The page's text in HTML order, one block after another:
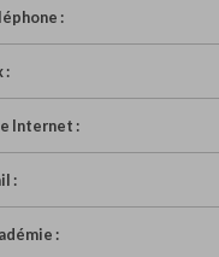
:
:
Internet :
:
: